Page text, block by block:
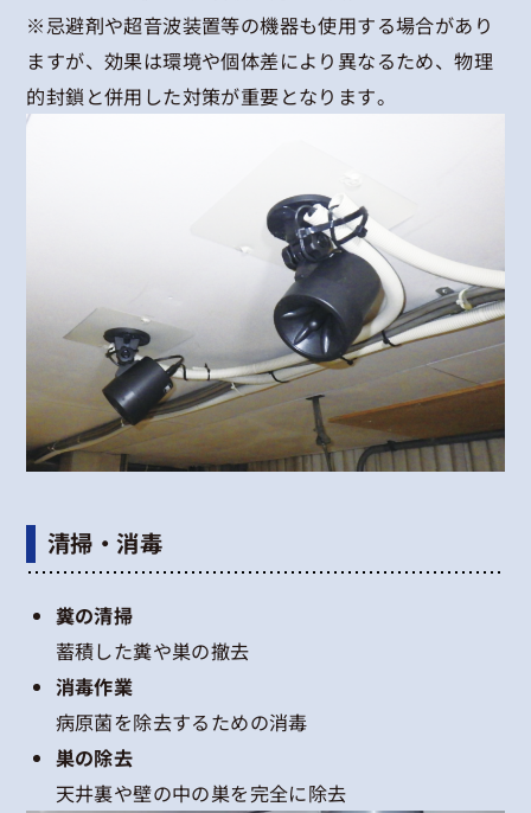
※忌避剤や超音波装置等の機器も使用する場合があり
ますが、効果は環境や個体差により異なるため、物理
的封鎖と併用した対策が重要となります。
清掃・消毒
糞の清掃
蓄積した糞や巣の撤去
消毒作業
病原菌を除去するための消毒
巣の除去
天井裏や壁の中の巣を完全に除去